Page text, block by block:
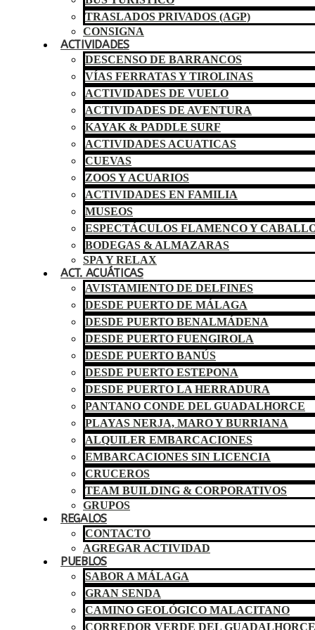
TRASLADOS PRIVADOS (AGP)
CONSIGNA
ACTIVIDADES
DESCENSO DE BARRANCOS
VÍAS FERRATAS Y TIROLINAS
ACTIVIDADES DE VUELO
ACTIVIDADES DE AVENTURA
KAYAK & PADDLE SURF
ACTIVIDADES ACUATICAS
CUEVAS
ZOOS Y ACUARIOS
ACTIVIDADES EN FAMILIA
MUSEOS
ESPECTÁCULOS FLAMENCO Y
BODEGAS & ALMAZARAS
SPA Y RELAX
ACT. ACUÁTICAS
AVISTAMIENTO DE DELFINES
DESDE PUERTO DE MÁLAGA
DESDE PUERTO BENALMÁDENA
DESDE PUERTO FUENGIROLA
DESDE PUERTO BANÚS
DESDE PUERTO ESTEPONA
DESDE PUERTO LA HERRADURA
PANTANO CONDE DEL GUADALHORCE
PLAYAS NERJA, MARO Y BURRIANA
ALQUILER EMBARCACIONES
EMBARCACIONES SIN LICENCIA
CRUCEROS
TEAM BUILDING & CORPORATIVOS
GRUPOS
REGALOS
CONTACTO
AGREGAR ACTIVIDAD
PUEBLOS
SABOR A MÁLAGA
GRAN SENDA
CAMINO GEOLÓGICO MALACITANO
CORREDOR VERDE DEL GUADALHORCE